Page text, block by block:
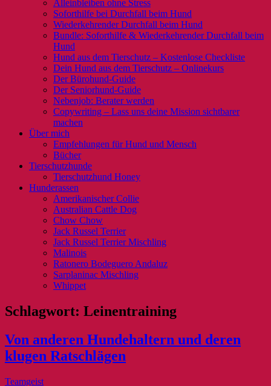
Alleinbleiben ohne Stress
Soforthilfe bei Durchfall beim Hund
Wiederkehrender Durchfall beim Hund
Bundle: Soforthilfe & Wiederkehrender Durchfall beim
Hund
Hund aus dem Tierschutz – Kostenlose Checkliste
Dein Hund aus dem Tierschutz – Onlinekurs
Der Bürohund-Guide
Der Seniorhund-Guide
Nebenjob: Berater werden
Copywriting – Lass uns deine Mission sichtbarer
machen
Über mich
Empfehlungen für Hund und Mensch
Bücher
Tierschutzhunde
Tierschutzhund Honey
Hunderassen
Amerikanischer Collie
Australian Cattle Dog
Chow Chow
Jack Russel Terrier
Jack Russel Terrier Mischling
Malinois
Ratonero Bodeguero Andaluz
Sarplaninac Mischling
Whippet
Schlagwort: Leinentraining
Von anderen Hundehaltern und deren
klugen Ratschlägen
Teamgeist